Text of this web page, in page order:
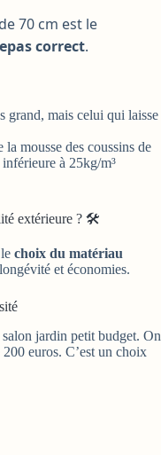
70 cm est le
correct.
grand, mais celui qui laisse
mousse des coussins de
à 25kg/m³
extérieure ? 🛠️
choix du matériau
et économies.
jardin petit budget. On
euros. C’est un choix